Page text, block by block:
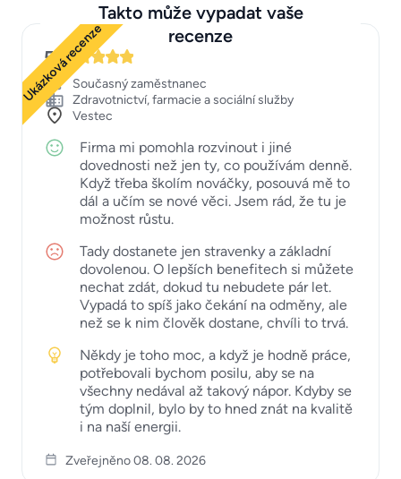
Takto může vypadat vaše
recenze
Ukázková recenze
5
Současný zaměstnanec
Zdravotnictví, farmacie a sociální služby
Vestec
Firma mi pomohla rozvinout i jiné
dovednosti než jen ty, co používám denně.
Když třeba školím nováčky, posouvá mě to
dál a učím se nové věci. Jsem rád, že tu je
možnost růstu.
Tady dostanete jen stravenky a základní
dovolenou. O lepších benefitech si můžete
nechat zdát, dokud tu nebudete pár let.
Vypadá to spíš jako čekání na odměny, ale
než se k nim člověk dostane, chvíli to trvá.
Někdy je toho moc, a když je hodně práce,
potřebovali bychom posilu, aby se na
všechny nedával až takový nápor. Kdyby se
tým doplnil, bylo by to hned znát na kvalitě
i na naší energii.
Zveřejněno 08. 08. 2026